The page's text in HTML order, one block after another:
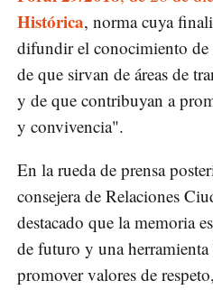
Histórica, norma cuya
difundir el conocimiento de
de que sirvan de áreas de
y de que contribuyan a
y convivencia".
En la rueda de prensa
consejera de Relaciones
destacado que la memoria
de futuro y una herramienta
promover valores de